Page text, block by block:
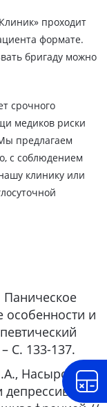
проходит
формате.
бригаду можно
срочного
медиков риски
предлагаем
с соблюдением
клинику или
особенности и
С. 133-137.
Насырова
депрессивных